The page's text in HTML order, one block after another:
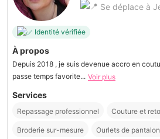
Se déplace à
Identité vérifiée
À propos
Depuis 2018 , je suis devenue accro en
passe temps favorite... Voir plus
Services
Repassage professionnel Couture et
Broderie sur-mesure Ourlets de pantalon